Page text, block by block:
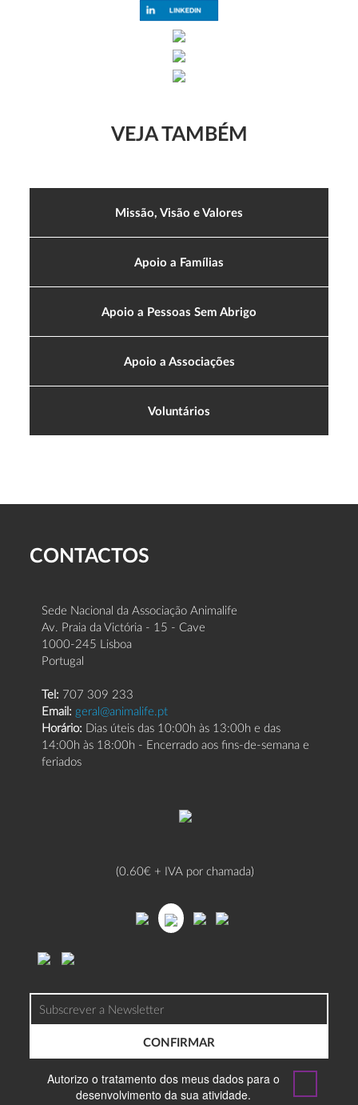
VEJA TAMBÉM
Missão, Visão e Valores
Apoio a Famílias
Apoio a Pessoas Sem Abrigo
Apoio a Associações
Voluntários
CONTACTOS
Sede Nacional da Associação Animalife
Av. Praia da Victória - 15 - Cave
1000-245 Lisboa
Portugal
Tel: 707 309 233
Email: geral@animalife.pt
Horário: Dias úteis das 10:00h às 13:00h e das
14:00h às 18:00h - Encerrado aos fins-de-semana e
feriados
(0.60€ + IVA por chamada)
CONFIRMAR
Autorizo o tratamento dos meus dados para o
desenvolvimento da sua atividade.